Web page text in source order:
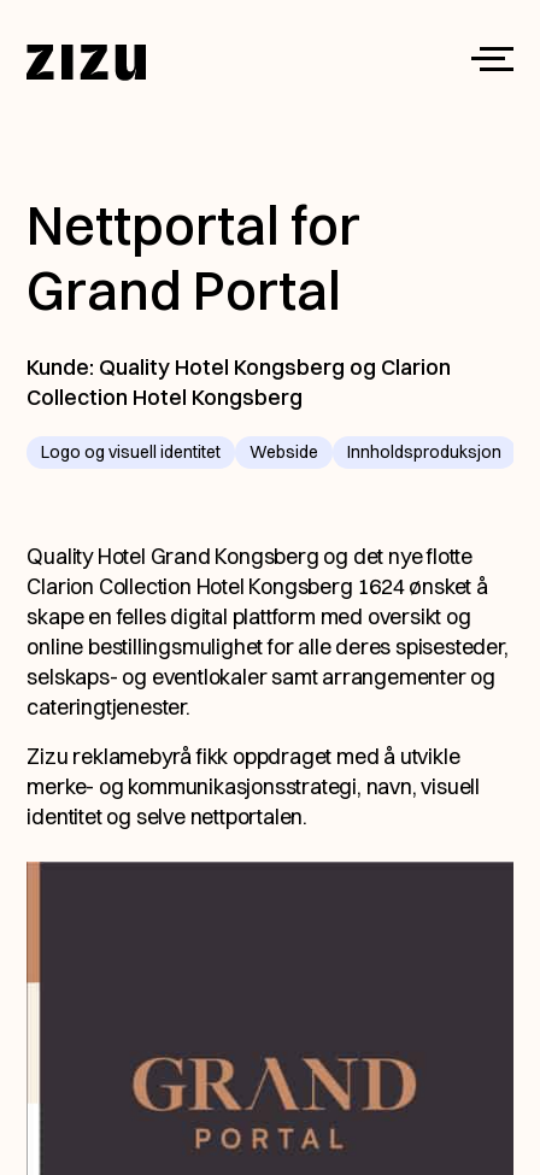
Nettportal for
Grand Portal
Kunde: Quality Hotel Kongsberg og Clarion
Collection Hotel Kongsberg
Logo og visuell identitet Webside Innholdsproduksjon
Quality Hotel Grand Kongsberg og det nye flotte
Clarion Collection Hotel Kongsberg 1624 ønsket å
skape en felles digital plattform med oversikt og
online bestillingsmulighet for alle deres spisesteder,
selskaps- og eventlokaler samt arrangementer og
cateringtjenester.
Zizu reklamebyrå fikk oppdraget med å utvikle
merke- og kommunikasjonsstrategi, navn, visuell
identitet og selve nettportalen.